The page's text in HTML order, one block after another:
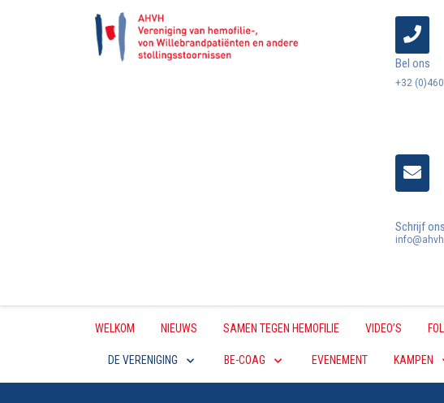
Bel ons
+32
Schrijf ons
WELKOM NIEUWS SAMEN TEGEN HEMOFILIE VIDEO’S
DE VERENIGING BE-COAG EVENEMENT KAMPEN